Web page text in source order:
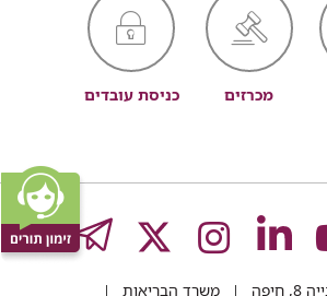
מכרזים כניסת עובדים
לעמוד
לעמוד
לעמוד
חיפה משרד הבריאות